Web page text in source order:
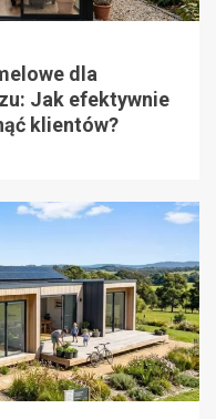
dla
Jak efektywnie
klientów?